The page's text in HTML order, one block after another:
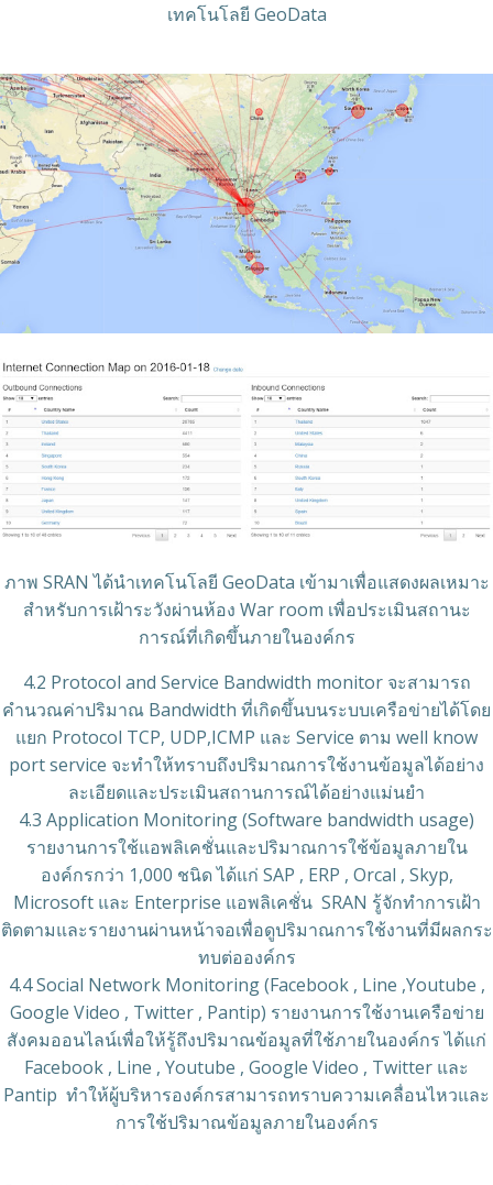
เทคโนโลยี GeoData
ภาพ SRAN ได้นำเทคโนโลยี GeoData เข้ามาเพื่อแสดงผลเหมาะ
สำหรับการเฝ้าระวังผ่านห้อง War room เพื่อประเมินสถานะ
การณ์ที่เกิดขึ้นภายในองค์กร
4.2 Protocol and Service Bandwidth monitor จะสามารถ
คำนวณค่าปริมาณ Bandwidth ที่เกิดขึ้นบนระบบเครือข่ายได้โดย
แยก Protocol TCP, UDP,ICMP และ Service ตาม well know
port service จะทำให้ทราบถึงปริมาณการใช้งานข้อมูลได้อย่าง
ละเอียดและประเมินสถานการณ์ได้อย่างแม่นยำ
4.3 Application Monitoring (Software bandwidth usage)
รายงานการใช้แอพลิเคชั่นและปริมาณการใช้ข้อมูลภายใน
องค์กรกว่า 1,000 ชนิด ได้แก่ SAP , ERP , Orcal , Skyp,
Microsoft และ Enterprise แอพลิเคชั่น SRAN รู้จักทำการเฝ้า
ติดตามและรายงานผ่านหน้าจอเพื่อดูปริมาณการใช้งานที่มีผลกระ
ทบต่อองค์กร
4.4 Social Network Monitoring (Facebook , Line ,Youtube ,
Google Video , Twitter , Pantip) รายงานการใช้งานเครือข่าย
สังคมออนไลน์เพื่อให้รู้ถึงปริมาณข้อมูลที่ใช้ภายในองค์กร ได้แก่
Facebook , Line , Youtube , Google Video , Twitter และ
Pantip ทำให้ผู้บริหารองค์กรสามารถทราบความเคลื่อนไหวและ
การใช้ปริมาณข้อมูลภายในองค์กร